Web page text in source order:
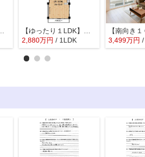
2,880万円 / 1LDK 3,499万円